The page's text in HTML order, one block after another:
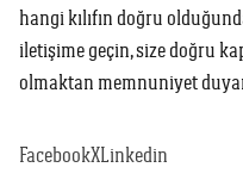
Mağaza Bulucu
hangi kılıfın doğru
iletişime geçin, size doğru
olmaktan memnuniyet
FacebookXLinkedin